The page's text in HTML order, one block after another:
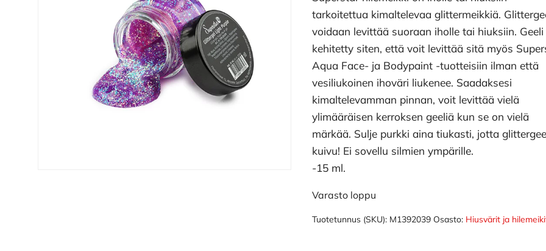
tarkoitettua kimaltelevaa glittermeikkiä.
voidaan levittää suoraan iholle tai hiuksiin.
kehitetty siten, että voit levittää sitä myös
Aqua Face- ja Bodypaint -tuotteisiin ilman että
vesiliukoinen ihoväri liukenee. Saadaksesi
kimaltelevamman pinnan, voit levittää vielä
ylimääräisen kerroksen geeliä kun se on vielä
märkää. Sulje purkki aina tiukasti, jotta
kuivu! Ei sovellu silmien ympärille.
-15 ml.
Varasto loppu
Tuotetunnus (SKU): M1392039 Osasto: Hiusvärit ja